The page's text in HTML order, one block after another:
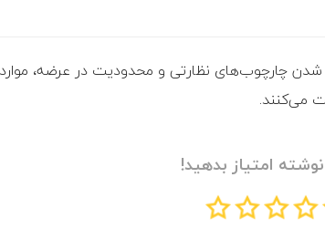
شدن چارچوب‌های نظارتی و محدودیت در عرضه،
می‌کنند.
امتیاز بدهید!